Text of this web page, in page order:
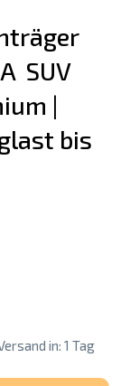
SUV
|
bis
in: 1 Tag